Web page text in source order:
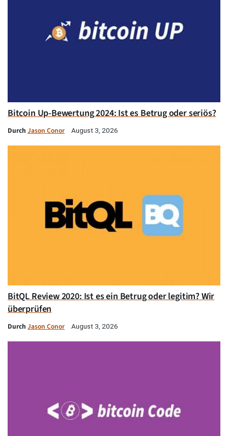
Bitcoin Up-Bewertung 2024: Ist es Betrug oder seriös?
Durch Jason Conor August 3, 2026
BitQL Review 2020: Ist es ein Betrug oder legitim? Wir
überprüfen
Durch Jason Conor August 3, 2026